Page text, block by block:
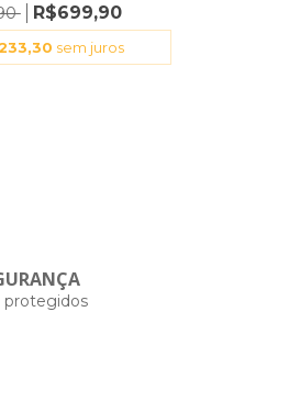
R$699,90
sem juros
protegidos